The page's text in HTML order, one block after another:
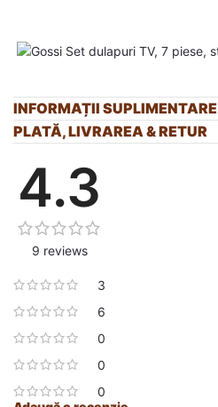
INFORMAȚII SUPLIMENTARE
PLATĂ, LIVRAREA & RETUR
4.3
9 reviews
3
6
0
0
0